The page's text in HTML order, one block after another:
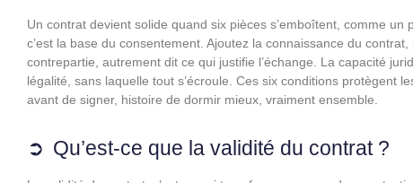
Un contrat devient solide quand six pièces s’emboîtent, comme un
c’est la base du consentement. Ajoutez la connaissance du
contrepartie, autrement dit ce qui justifie l’échange. La capacité
légalité, sans laquelle tout s’écroule. Ces six conditions protègent
avant de signer, histoire de dormir mieux, vraiment ensemble.
Qu’est-ce que la validité du contrat ?